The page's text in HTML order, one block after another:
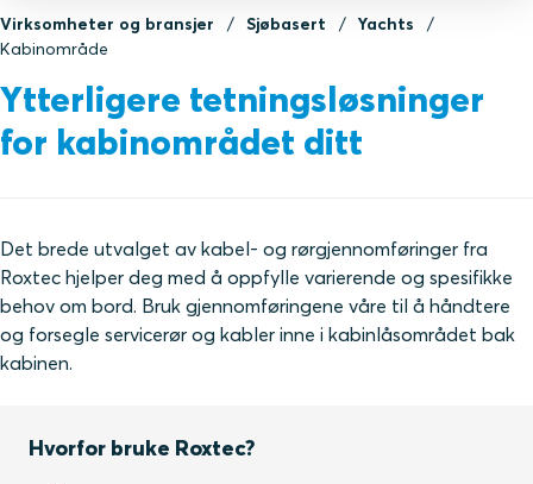
Virksomheter og bransjer Sjøbasert
Yachts
Kabinområde
Ytterligere tetningsløsninger
for kabinområdet ditt
Det brede utvalget av kabel- og rørgjennomføringer fra
Roxtec hjelper deg med å oppfylle varierende og spesifikke
behov om bord. Bruk gjennomføringene våre til å håndtere
og forsegle servicerør og kabler inne i kabinlåsområdet bak
kabinen.
Hvorfor bruke Roxtec?